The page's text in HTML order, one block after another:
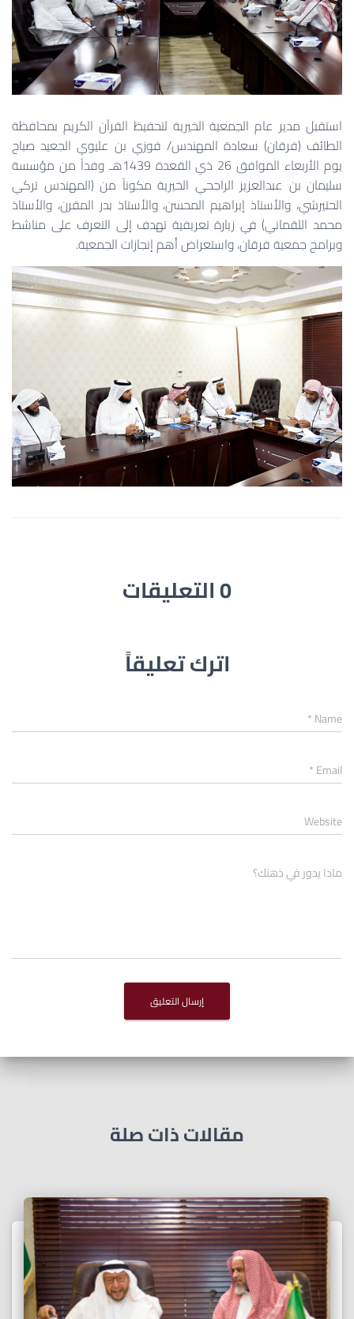
استقبل مدير عام الجمعية الخيرية لتحفيظ القرآن الكريم بمحافظة
الطائف (فرقان) سعادة المهندس/ فوزي بن عليوي الجعيد صباح
يوم الأربعاء الموافق 26 ذي القعدة 1439هـ وفداً من مؤسسة
سليمان بن عبدالعزيز الراجحي الخيرية مكوناً من (المهندس تركي
الحتيرشي، والأستاذ إبراهيم المحسن، والأستاذ بدر المقرن، والأستاذ
محمد اللقماني) في زيارة تعريفية تهدف إلى التعرف على مناشط
وبرامج جمعية فرقان، واستعراض أهم إنجازات الجمعية.
0 التعليقات
اترك تعليقاً
Name
*
Email
*
Website
ماذا يدور في ذهنك؟
مقالات ذات صلة